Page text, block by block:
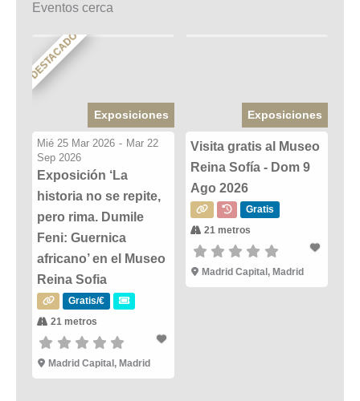
Eventos cerca
DESTACADO
Exposiciones
Mié 25 Mar 2026 - Mar 22
Sep 2026
Exposición ‘La
historia no se repite,
pero rima. Dumile
Feni: Guernica
africano’ en el Museo
Reina Sofia
Gratis/€
21 metros
Madrid Capital, Madrid
Exposiciones
Visita gratis al Museo
Reina Sofía - Dom 9
Ago 2026
Gratis
21 metros
Madrid Capital, Madrid